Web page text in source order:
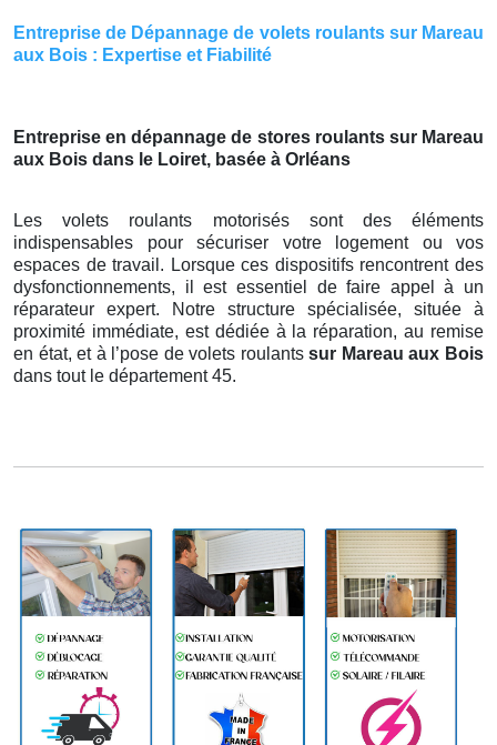
Entreprise de Dépannage de volets roulants sur Mareau
aux Bois : Expertise et Fiabilité
Entreprise en dépannage de stores roulants sur Mareau
aux Bois dans le Loiret, basée à Orléans
Les volets roulants motorisés sont des éléments
indispensables pour sécuriser votre logement ou vos
espaces de travail. Lorsque ces dispositifs rencontrent des
dysfonctionnements, il est essentiel de faire appel à un
réparateur expert. Notre structure spécialisée, située à
proximité immédiate, est dédiée à la réparation, au remise
en état, et à l’pose de volets roulantssur Mareau aux Bois
dans tout le département 45.